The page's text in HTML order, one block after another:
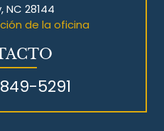
NC 28144
de la oficina
5291